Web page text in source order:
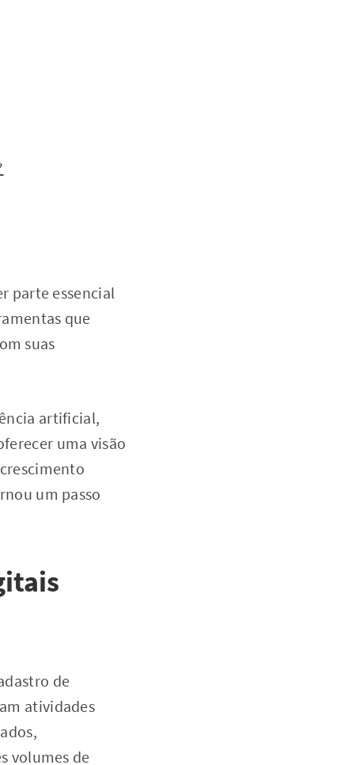
parte essencial
que
suas
artificial,
uma visão
um passo
de
atividades
volumes de